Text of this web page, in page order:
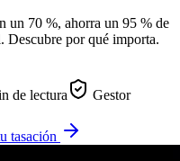
un 70 %, ahorra un 95 % de
Descubre por qué importa.
de lectura
Gestor
tasación